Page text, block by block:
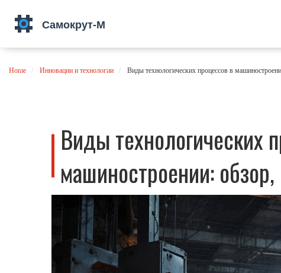
Home Инновации и технологии Виды технологических процессов в
Виды технологических
машиностроении: